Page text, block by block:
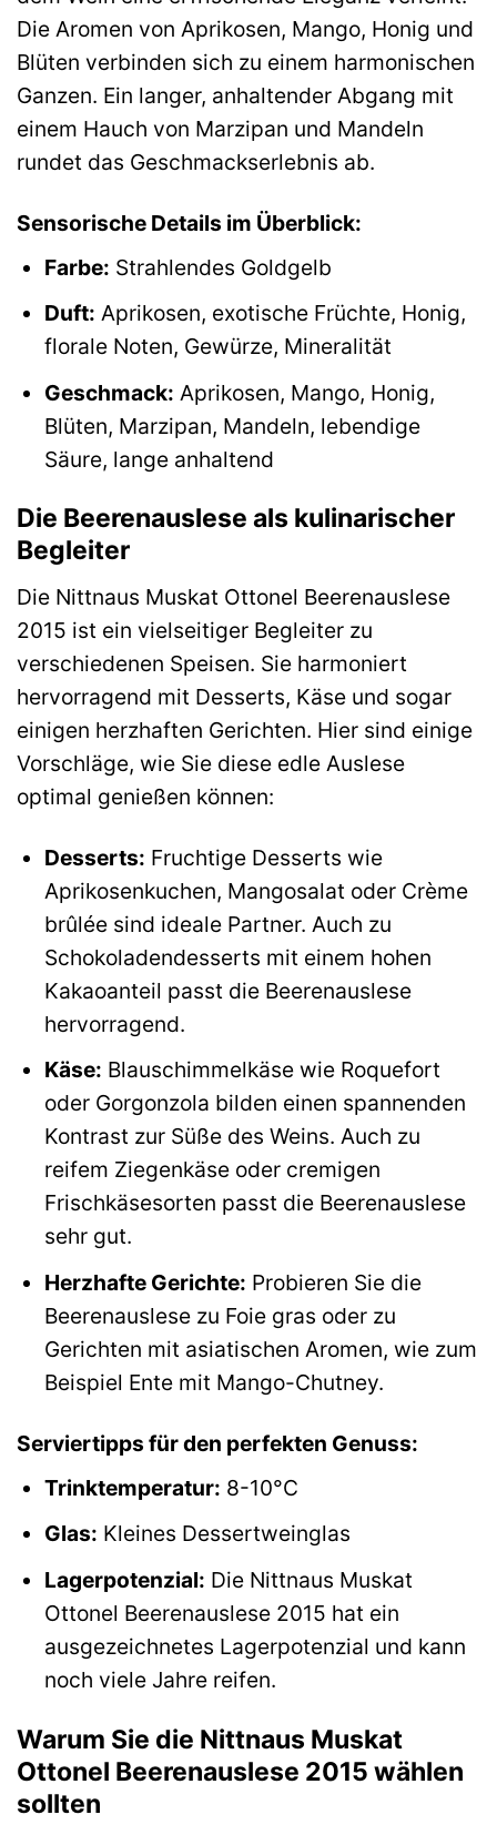
Die Aromen von Aprikosen, Mango, Honig und
Blüten verbinden sich zu einem harmonischen
Ganzen. Ein langer, anhaltender Abgang mit
einem Hauch von Marzipan und Mandeln
rundet das Geschmackserlebnis ab.
Sensorische Details im Überblick:
Farbe: Strahlendes Goldgelb
Duft: Aprikosen, exotische Früchte, Honig,
florale Noten, Gewürze, Mineralität
Geschmack: Aprikosen, Mango, Honig,
Blüten, Marzipan, Mandeln, lebendige
Säure, lange anhaltend
Die Beerenauslese als kulinarischer
Begleiter
Die Nittnaus Muskat Ottonel Beerenauslese
2015 ist ein vielseitiger Begleiter zu
verschiedenen Speisen. Sie harmoniert
hervorragend mit Desserts, Käse und sogar
einigen herzhaften Gerichten. Hier sind einige
Vorschläge, wie Sie diese edle Auslese
optimal genießen können:
Desserts: Fruchtige Desserts wie
Aprikosenkuchen, Mangosalat oder Crème
brûlée sind ideale Partner. Auch zu
Schokoladendesserts mit einem hohen
Kakaoanteil passt die Beerenauslese
hervorragend.
Käse: Blauschimmelkäse wie Roquefort
oder Gorgonzola bilden einen spannenden
Kontrast zur Süße des Weins. Auch zu
reifem Ziegenkäse oder cremigen
Frischkäsesorten passt die Beerenauslese
sehr gut.
Herzhafte Gerichte: Probieren Sie die
Beerenauslese zu Foie gras oder zu
Gerichten mit asiatischen Aromen, wie zum
Beispiel Ente mit Mango-Chutney.
Serviertipps für den perfekten Genuss:
Trinktemperatur: 8-10°C
Glas: Kleines Dessertweinglas
Lagerpotenzial: Die Nittnaus Muskat
Ottonel Beerenauslese 2015 hat ein
ausgezeichnetes Lagerpotenzial und kann
noch viele Jahre reifen.
Warum Sie die Nittnaus Muskat
Ottonel Beerenauslese 2015 wählen
sollten